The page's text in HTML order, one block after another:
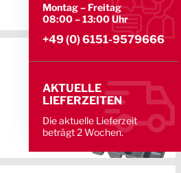
Montag – Freitag
08:00 – 13:00 Uhr
+49 (0) 6151-9579666
AKTUELLE
LIEFERZEITEN
Die aktuelle Lieferzeit
beträgt 2 Wochen.